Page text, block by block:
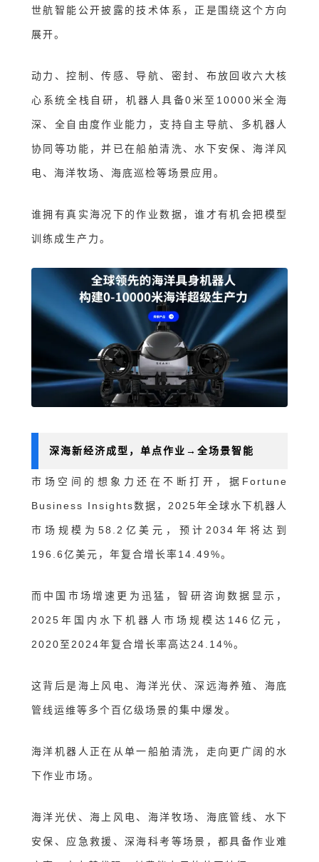
世航智能公开披露的技术体系，正是围绕这个方向
展开。
动力、控制、传感、导航、密封、布放回收六大核
心系统全栈自研，机器人具备0米至10000米全海
深、全自由度作业能力，支持自主导航、多机器人
协同等功能，并已在船舶清洗、水下安保、海洋风
电、海洋牧场、海底巡检等场景应用。
谁拥有真实海况下的作业数据，谁才有机会把模型
训练成生产力。
深海新经济成型，单点作业→全场景智能
市场空间的想象力还在不断打开 ， 据Fortune
Business Insights数据，2025年全球水下机器人
市场规模为58.2亿美元，预计2034年将达到
196.6亿美元，年复合增长率14.49%。
而中国市场增速更为迅猛，智研咨询数据显示，
2025年国内水下机器人市场规模达146亿元，
2020至2024年复合增长率高达24.14%。
这背后是海上风电、海洋光伏、深远海养殖、海底
管线运维等多个百亿级场景的集中爆发。
海洋机器人正在从单一船舶清洗，走向更广阔的水
下作业市场。
海洋光伏、海上风电、海洋牧场、海底管线、水下
安保、应急救援、深海科考等场景，都具备作业难